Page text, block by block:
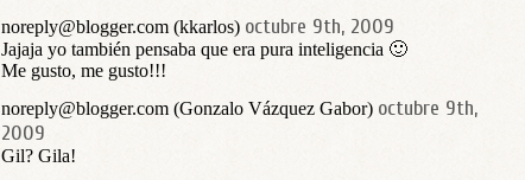
noreply@blogger.com (kkarlos) octubre 9th, 2009
Jajaja yo también pensaba que era pura inteligencia 🙂
Me gusto, me gusto!!!
noreply@blogger.com (Gonzalo Vázquez Gabor) octubre 9th,
2009
Gil? Gila!